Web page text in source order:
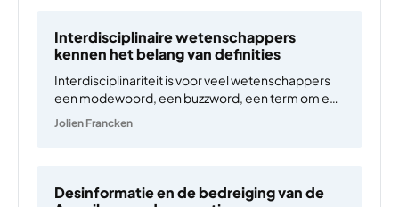
Interdisciplinaire wetenschappers
kennen het belang van definities
Interdisciplinariteit is voor veel wetenschappers
een modewoord, een buzzword, een term om een
maatschappelijke problemen, zoals
Jolien Francken
Desinformatie en de bedreiging van de